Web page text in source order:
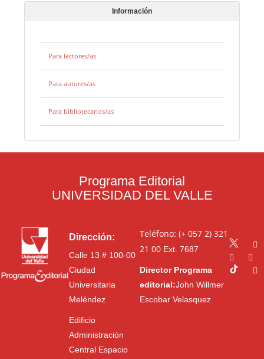
Información
Para lectores/as
Para autores/as
Para bibliotecarios/as
Programa Editorial
UNIVERSIDAD DEL VALLE
Dirección:
Calle 13 # 100-00
Ciudad
Universitaria
Meléndez
Edificio
Administración
Central Espacio
Teléfono: (+ 057 2) 321
21 00Ext. 7687
Director Programa
editorial:John Willmer
Escobar Velasquez